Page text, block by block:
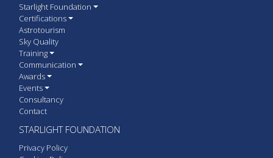
Starlight Foundation
Certifications
Astrotourism
Sky Quality
Training
Communication
Awards
Events
Consultancy
Contact
STARLIGHT FOUNDATION
Privacy Policy